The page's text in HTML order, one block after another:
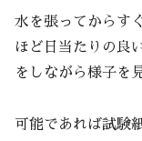
水を張ってからす
ほど日当たりの良
をしながら様子を
可能であれば試験